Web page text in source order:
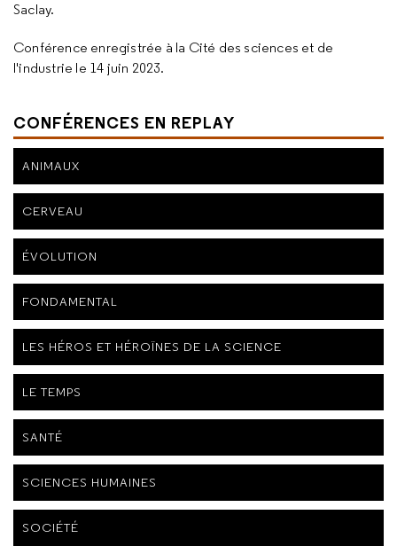
Saclay.
Conférence enregistrée à la Cité des sciences et de
l'industrie le 14 juin 2023.
CONFÉRENCES EN REPLAY
ANIMAUX
CERVEAU
ÉVOLUTION
FONDAMENTAL
LES HÉROS ET HÉROÏNES DE LA SCIENCE
LE TEMPS
SANTÉ
SCIENCES HUMAINES
SOCIÉTÉ